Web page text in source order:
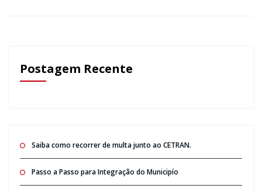
Postagem Recente
Saiba como recorrer de multa junto ao CETRAN.
Passo a Passo para Integração do Municipío